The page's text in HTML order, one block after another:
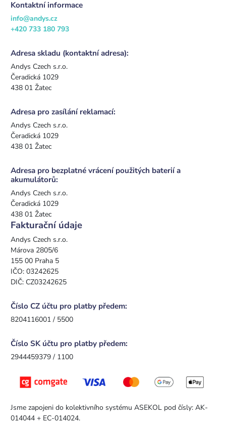
Kontaktní informace
info@andys.cz
+420 733 180 793
Adresa skladu (kontaktní adresa):
Andys Czech s.r.o.
Čeradická 1029
438 01 Žatec
Adresa pro zasílání reklamací:
Andys Czech s.r.o.
Čeradická 1029
438 01 Žatec
Adresa pro bezplatné vrácení použitých baterií a
akumulátorů:
Andys Czech s.r.o.
Čeradická 1029
438 01 Žatec
Fakturační údaje
Andys Czech s.r.o.
Márova 2805/6
155 00 Praha 5
IČO: 03242625
DIČ: CZ03242625
Číslo CZ účtu pro platby předem:
8204116001 / 5500
Číslo SK účtu pro platby předem:
2944459379 / 1100
Jsme zapojeni do kolektivního systému ASEKOL pod čísly: AK-
014044 + EC-014024.